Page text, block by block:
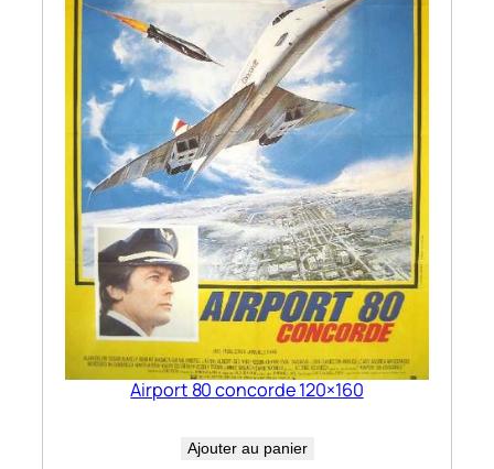
Airport 80 concorde 120×160
Ajouter au panier